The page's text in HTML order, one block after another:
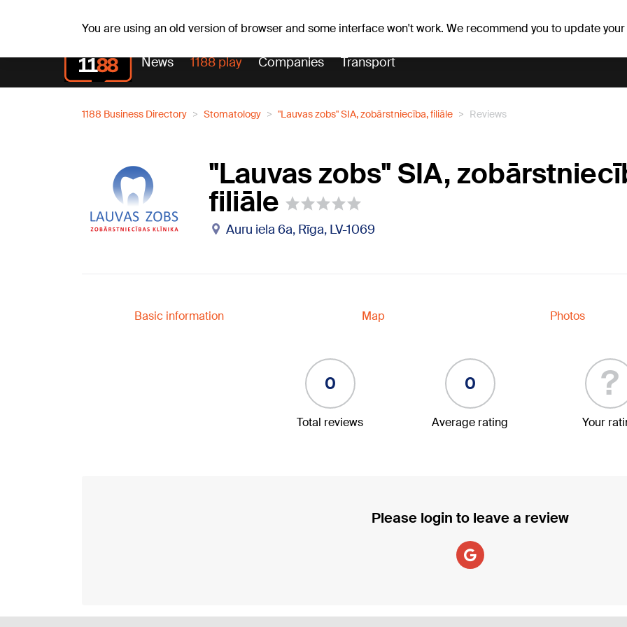
You are using an old version of browser and some interface won't work. We recommend you to update
News 1188 play Companies Transport
1188 Business Directory Stomatology "Lauvas zobs" SIA, zobārstniecība, filiāle Reviews
"Lauvas zobs" SIA,
filiāle
Auru iela 6a, Rīga, LV-1069
Basic information Map Photos
0
Total reviews
0
Average rating
?
Your
Please login to leave a review